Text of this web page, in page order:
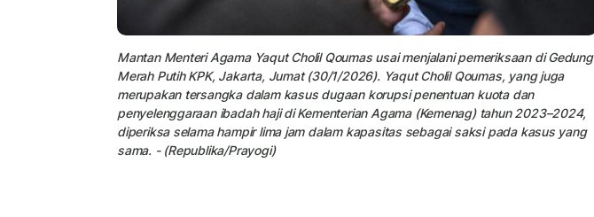
Mantan Menteri Agama Yaqut Cholil Qoumas usai menjalani pemeriksaan di Gedung
Merah Putih KPK, Jakarta, Jumat (30/1/2026). Yaqut Cholil Qoumas, yang juga
merupakan tersangka dalam kasus dugaan korupsi penentuan kuota dan
penyelenggaraan ibadah haji di Kementerian Agama (Kemenag) tahun 2023–2024,
diperiksa selama hampir lima jam dalam kapasitas sebagai saksi pada kasus yang
sama. - (Republika/Prayogi)